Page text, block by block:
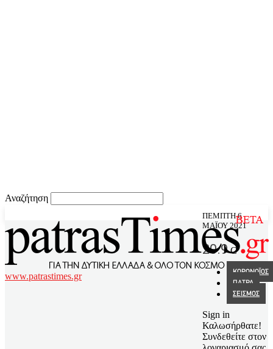
Αναζήτηση
www.patrastimes.gr
ΠΈΜΠΤΗ 6
ΜΑΪ́ΟΥ 2021
20.9 C
ΚΟΡΩΝΟΪΟΣ
ΠΑΤΡΑ
ΣΕΙΣΜΟΣ
Sign in
Καλωσήρθατε!
Συνδεθείτε στον